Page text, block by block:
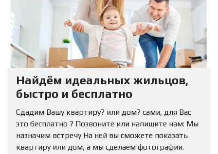
Найдём идеальных жильцов,
быстро и бесплатно
Сдадим Вашу квартиру? или дом? сами, для Вас
это бесплатно ? Позвоните или напишите нам: Мы
назначим встречу На ней вы сможете показать
квартиру или дом, а мы сделаем фотографии.